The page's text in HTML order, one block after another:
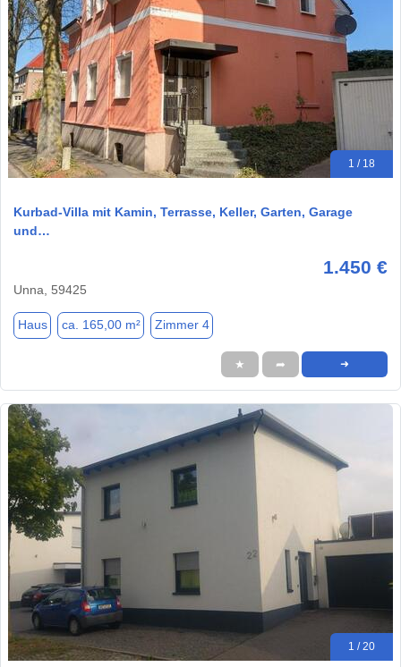
1 / 18
Kurbad-Villa mit Kamin, Terrasse, Keller, Garten, Garage
und…
1.450 €
Unna, 59425
Haus ca. 165,00 m² Zimmer 4
★ ➦ ➜
1 / 20